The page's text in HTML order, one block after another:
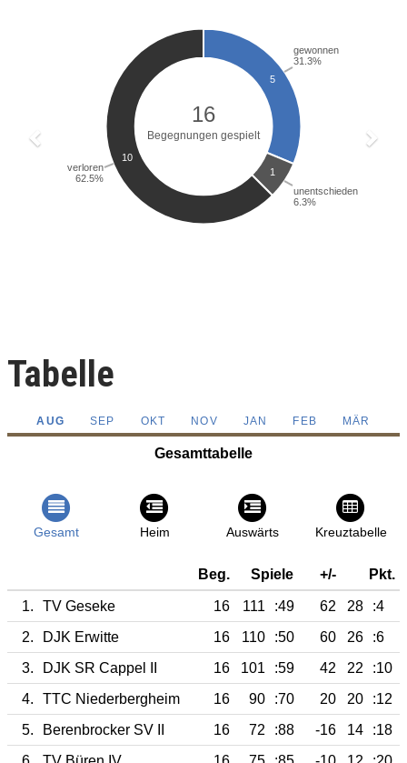
Tabelle
AUG SEP OKT NOV JAN FEB MÄR
Gesamttabelle
Gesamt Heim Auswärts Kreuztabelle
Beg. Spiele +/- Pkt.
1. TV Geseke 16 111 :49 62 28
:4
2.
DJK Erwitte 16 110 :50 60 26
:6
3.
DJK SR Cappel II 16 101 :59 42 22
:10
4.
TTC Niederbergheim 16 90 :70 20 20
:12
5.
Berenbrocker SV II 16 72 :88 -16 14
:18